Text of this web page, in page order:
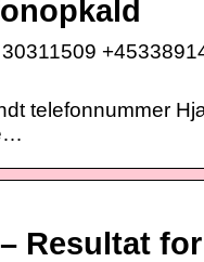
telefonnummer
Resultat